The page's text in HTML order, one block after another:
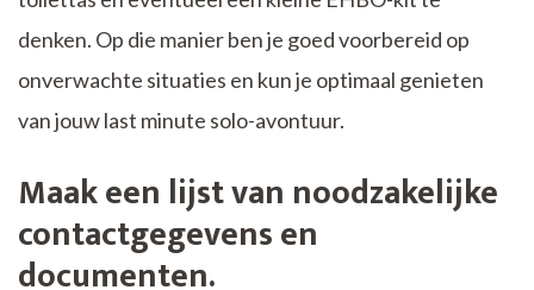
denken. Op die manier ben je goed voorbereid op
onverwachte situaties en kun je optimaal genieten
van jouw last minute solo-avontuur.
Maak een lijst van noodzakelijke
contactgegevens en
documenten.